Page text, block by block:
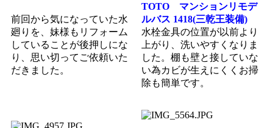
前回から気になっていた水
廻りを、妹様もリフォーム
していることが後押しにな
り、思い切ってご依頼いた
だきました。
TOTO マンションリモデ
ルバス 1418(三乾王装備)
水栓金具の位置が以前より
上がり、洗いやすくなりま
した。棚も壁と接していな
い為カビが生えにくくお掃
除も簡単です。